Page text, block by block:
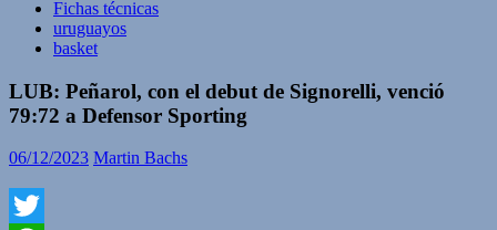
Fichas técnicas
uruguayos
basket
LUB: Peñarol, con el debut de Signorelli, venció
79:72 a Defensor Sporting
06/12/2023 Martin Bachs